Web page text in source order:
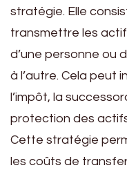
stratégie. Elle
transmettre les
d’une personne ou
à l’autre. Cela peut
l’impôt, la
protection des
Cette stratégie
les coûts de